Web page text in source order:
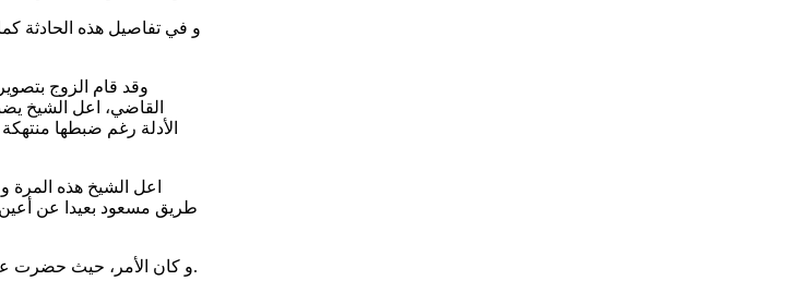
و في تفاصيل هذه الحادثة
وقد قام الزوج
القاضي، اعل الشيخ
الأدلة رغم ضبطها
اعل الشيخ هذه المرة
طريق مسعود بعيدا عن
و كان الأمر، حيث حضرت عناصر من مفوضية الشرطة بتوجنين 4 وألقت القبض على خديجة ،والشاب وهما متلبسان بالجرم.